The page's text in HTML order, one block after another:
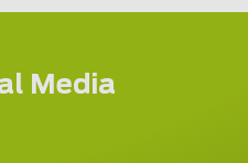
Media